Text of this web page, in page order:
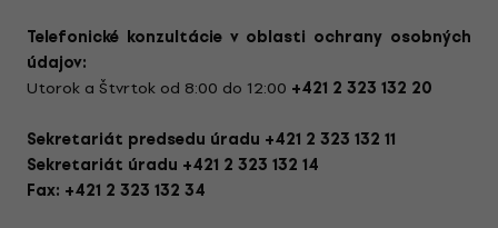
Telefonické konzultácie v oblasti ochrany osobných
údajov:
Utorok a Štvrtok od 8:00 do 12:00 +421 2 323 132 20
Sekretariát predsedu úradu +421 2 323 132 11
Sekretariát úradu +421 2 323 132 14
Fax: +421 2 323 132 34